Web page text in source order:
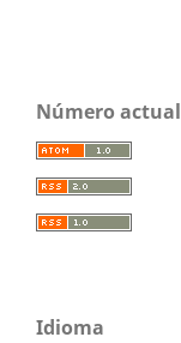
Número actual
Idioma